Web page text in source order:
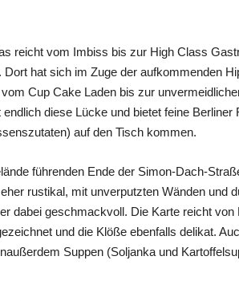
reicht vom Imbiss bis zur High Class
hat sich im Zuge der aufkommenden
Cup Cake Laden bis zur
diese Lücke und bietet feine
auf den Tisch kommen.
führenden Ende der Simon-Dach-
rustikal, mit unverputzten Wänden und
dabei geschmackvoll. Die Karte reicht
und die Klöße ebenfalls delikat.
Suppen (Soljanka und